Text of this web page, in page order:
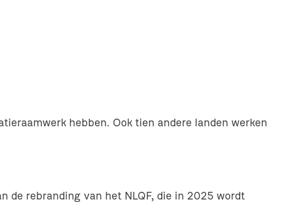
hebben. Ook tien andere landen werken
de rebranding van het NLQF, die in 2025 wordt